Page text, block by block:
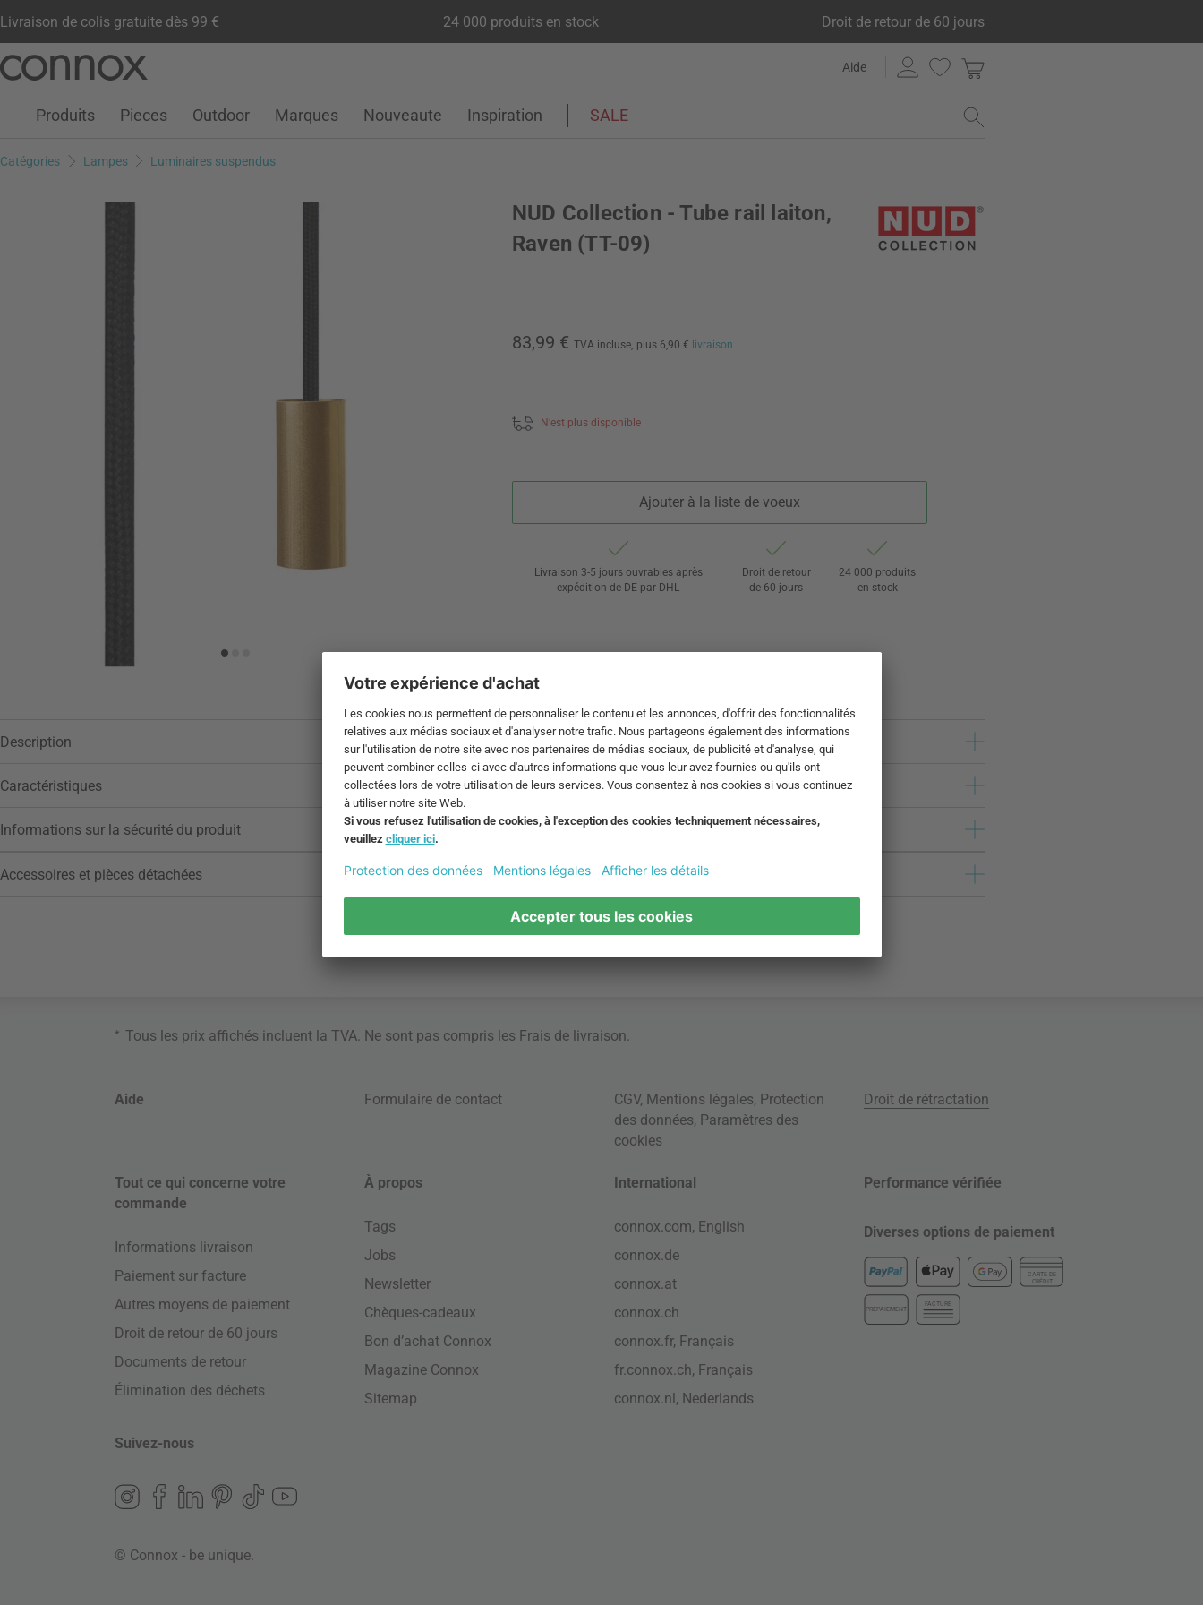
Livraison de colis gratuite dès 99 € 24 000 produits en stock Droit de retour de 60 jours
contenu
Aide
Compte clientListe de souhaits
Warenkorb
Produits Pieces Outdoor Marques Nouveaute Inspiration SALE
Catégories Lampes Luminaires suspendus
NUD Collection - Tube rail laiton,
Raven (TT-09)
83,99 € TVA incluse, plus 6,90 € livraison
N’est plus disponible
Ajouter à la liste de voeux
Livraison 3-5 jours ouvrables après
expédition de DE par DHL
Droit de retour
de 60 jours
24 000 produits
en stock
Description
Caractéristiques
Informations sur la sécurité du produit
Accessoires et pièces détachées
* Tous les prix affichés incluent la TVA. Ne sont pas compris les Frais de livraison.
Aide Formulaire de contact CGV, Mentions légales, Protection
des données, Paramètres des
cookies
Droit de rétractation
Tout ce qui concerne votre
commande
Informations livraison
Paiement sur facture
Autres moyens de paiement
Droit de retour de 60 jours
Documents de retour
Élimination des déchets
À propos
Tags
Jobs
Newsletter
Chèques-cadeaux
Bon d’achat Connox
Magazine Connox
Sitemap
International
connox.com, English
connox.de
connox.at
connox.ch
connox.fr, Français
fr.connox.ch, Français
connox.nl, Nederlands
Performance vérifiée
Diverses options de paiement
CARTE DE
CRÉDIT
PRÉPAIEMENT
FACTURE
Suivez-nous
© Connox - be unique.